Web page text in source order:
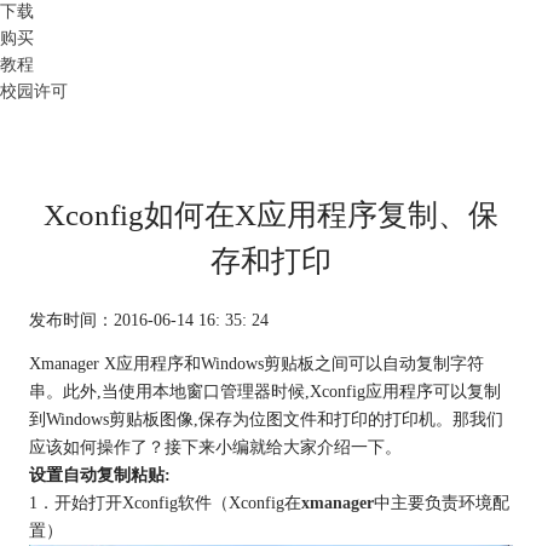
下载
购买
教程
校园许可
Xconfig如何在X应用程序复制、保
存和打印
发布时间：2016-06-14 16: 35: 24
Xmanager X应用程序和Windows剪贴板之间可以自动复制字符
串。此外,当使用本地窗口管理器时候,Xconfig应用程序可以复制
到Windows剪贴板图像,保存为位图文件和打印的打印机。那我们
应该如何操作了？接下来小编就给大家介绍一下。
设置自动复制粘贴:
1．开始打开Xconfig软件（Xconfig在xmanager中主要负责环境配
置）